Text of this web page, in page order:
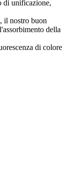
di unificazione,
il nostro buon
della
di colore